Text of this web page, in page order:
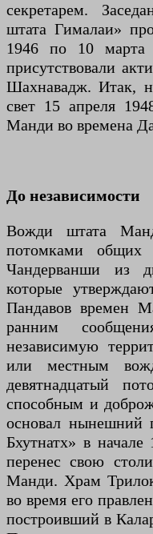
секретарем.
штата Гималаи»
1946 по 10
присутствовали
Шахнавадж. Итак,
свет 15 апреля
Манди во времена
До независимости
Вожди штата
потомками общих
Чандерванши из
которые
Пандавов времен
ранним
независимую
или местным
девятнадцатый
способным и
основал нынешний
Бхутнатх» в
перенес свою
Манди. Храм
во время его
построивший в